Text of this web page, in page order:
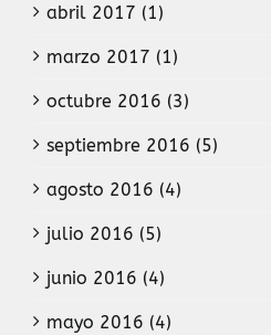
abril 2017 (1)
marzo 2017 (1)
octubre 2016 (3)
septiembre 2016 (5)
agosto 2016 (4)
julio 2016 (5)
junio 2016 (4)
mayo 2016 (4)